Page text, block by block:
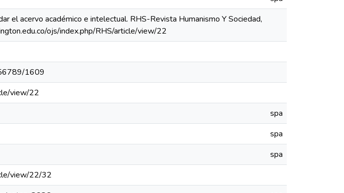
el acervo académico e intelectual. RHS-Revista Humanismo Y Sociedad,
ojs/index.php/RHS/article/view/22
1609
view/22
spa
spa
spa
view/22/32